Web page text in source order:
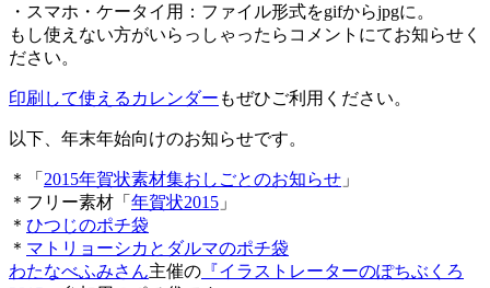
・スマホ・ケータイ用：ファイル形式をgifからjpgに。
もし使えない方がいらっしゃったらコメントにてお知らせく
ださい。
印刷して使えるカレンダー もぜひご利用ください。
以下、年末年始向けのお知らせです。
＊「 2015年賀状素材集おしごとのお知らせ 」
＊フリー素材「 年賀状2015 」
＊ ひつじのポチ袋
＊ マトリョーシカとダルマのポチ袋
わたなべふみさん主催の 『イラストレーターのぽちぶくろ